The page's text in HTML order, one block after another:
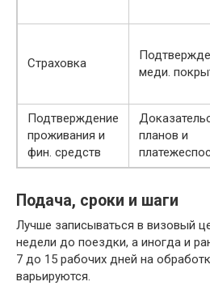
Страховка
меди.
Подтверждение
проживания и
фин. средств
планов и
Подача, сроки и шаги
Лучше записываться в визовый
недели до поездки, а иногда и
7 до 15 рабочих дней на
варьируются.